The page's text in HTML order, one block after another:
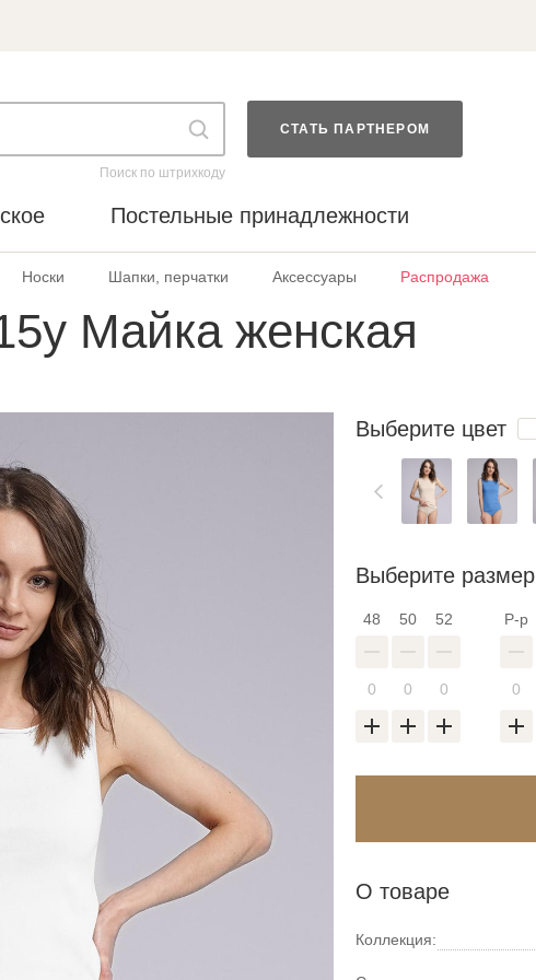
Поиск по штрихкоду
СТАТЬ ПАРТНЕРОМ
Постельные принадлежности
Носки Шапки, перчатки Аксессуары Распродажа
Майка женская
Выберите цвет
Выберите размер
48 50 52 Р-р
О товаре
Коллекция: